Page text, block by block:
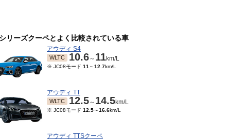
リーズクーペとよく比較されている車
アウディ S4
WLTC 10.6～ 11km/L
※ JC08モード 11 ～12.7km/L
アウディ TT
WLTC 12.5～ 14.5km/L
※ JC08モード 12.5～16.6km/L
アウディ TTSクーペ